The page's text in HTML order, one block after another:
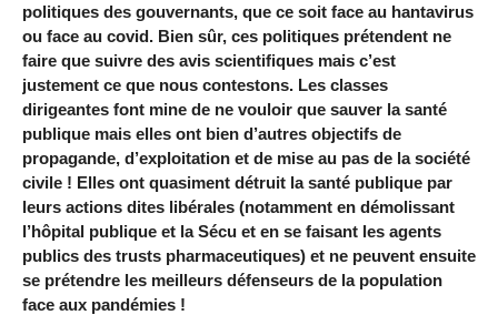
politiques des gouvernants, que ce soit face au hantavirus
ou face au covid. Bien sûr, ces politiques prétendent ne
faire que suivre des avis scientifiques mais c’est
justement ce que nous contestons. Les classes
dirigeantes font mine de ne vouloir que sauver la santé
publique mais elles ont bien d’autres objectifs de
propagande, d’exploitation et de mise au pas de la société
civile ! Elles ont quasiment détruit la santé publique par
leurs actions dites libérales (notamment en démolissant
l’hôpital publique et la Sécu et en se faisant les agents
publics des trusts pharmaceutiques) et ne peuvent ensuite
se prétendre les meilleurs défenseurs de la population
face aux pandémies !